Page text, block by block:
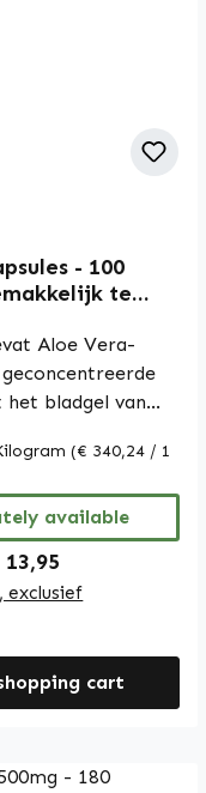
of 5 out of 5 stars
- 100
te
en meer |
Aloe Vera-
bladgel van
en
ascorbinezuur
De
bestaat uit
cellulose
vulstof en een
als
in het
(€ 340,24 / 1
available
price:
13,95
exclusief
cart